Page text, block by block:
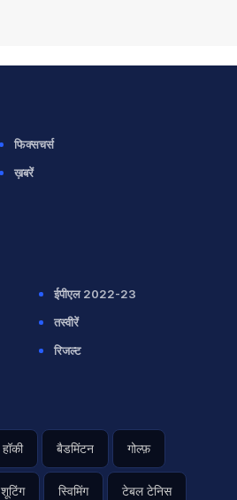
फिक्सचर्स
ख़बरें
ईपीएल 2022-23
तस्वीरें
रिजल्ट
हॉकी बैडमिंटन गोल्फ़
शूटिंग स्विमिंग टेबल टेनिस